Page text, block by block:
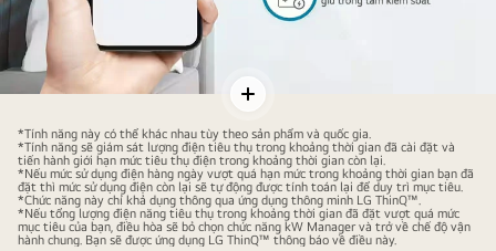
hòa
LG
DUALCOOL
dụng
Bật/tắt
nội
dung
*Tính năng này có thể khác nhau tùy theo sản phẩm và quốc gia.
*Tính năng sẽ giám sát lượng điện tiêu thụ trong khoảng thời gian đã cài đặt và
tiến hành giới hạn mức tiêu thụ điện trong khoảng thời gian còn lại.
*Nếu mức sử dụng điện hàng ngày vượt quá hạn mức trong khoảng thời gian bạn đã
đặt thì mức sử dụng điện còn lại sẽ tự động được tính toán lại để duy trì mục tiêu.
*Chức năng này chỉ khả dụng thông qua ứng dụng thông minh LG ThinQ™.
*Nếu tổng lượng điện năng tiêu thụ trong khoảng thời gian đã đặt vượt quá mức
mục tiêu của bạn, điều hòa sẽ bỏ chọn chức năng kW Manager và trở về chế độ vận
hành chung. Bạn sẽ được ứng dụng LG ThinQ™ thông báo về điều này.